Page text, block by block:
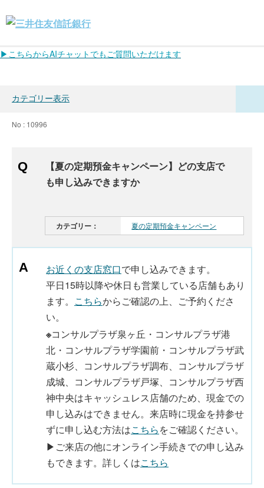
▶こちらからAIチャットでもご質問いただけます
カテゴリー表示
No : 10996
【夏の定期預金キャンペーン】どの支店で
も申し込みできますか
カテゴリー： 夏の定期預金キャンペーン
お近くの支店窓口で申し込みできます。
平日15時以降や休日も営業している店舗もあり
ます。 こちらからご確認の上、ご予約くださ
い。
※コンサルプラザ泉ヶ丘・コンサルプラザ港
北・コンサルプラザ学園前・コンサルプラザ武
蔵小杉、コンサルプラザ調布、コンサルプラザ
成城、コンサルプラザ戸塚、コンサルプラザ西
神中央はキャッシュレス店舗のため、現金での
申し込みはできません。来店時に現金を持参せ
ずに申し込む方法はこちらをご確認ください。
▶ご来店の他にオンライン手続きでの申し込み
もできます。詳しくはこちら